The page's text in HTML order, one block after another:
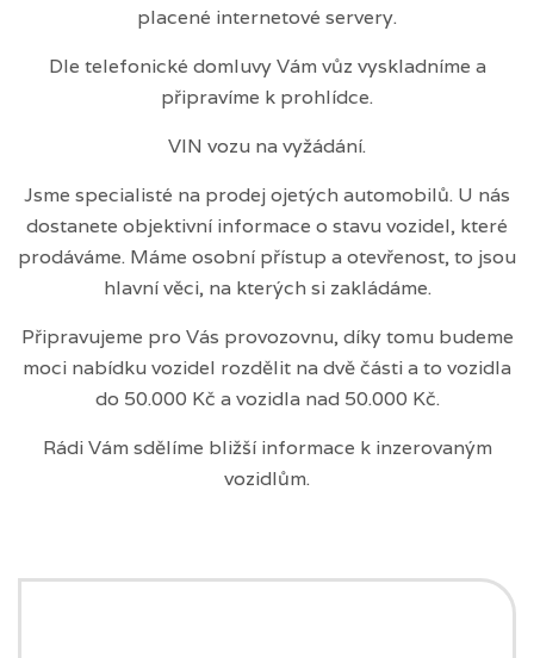
placené internetové servery.
Dle telefonické domluvy Vám vůz vyskladníme a
připravíme k prohlídce.
VIN vozu na vyžádání.
Jsme specialisté na prodej ojetých automobilů. U nás
dostanete objektivní informace o stavu vozidel, které
prodáváme. Máme osobní přístup a otevřenost, to jsou
hlavní věci, na kterých si zakládáme.
Připravujeme pro Vás provozovnu, díky tomu budeme
moci nabídku vozidel rozdělit na dvě části a to vozidla
do 50.000 Kč a vozidla nad 50.000 Kč.
Rádi Vám sdělíme bližší informace k inzerovaným
vozidlům.